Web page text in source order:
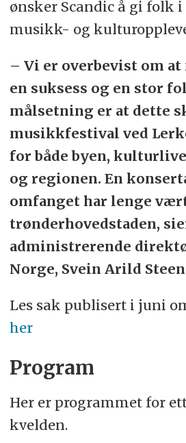
ønsker Scandic å gi folk
musikk- og
– Vi er overbevist om
en suksess og en stor
målsetning er at dette
musikkfestival ved
for både byen,
og regionen. En
omfanget har lenge
trønderhovedstaden,
administrerende
Norge, Svein Arild
Les sak publisert i juni
her
Program
Her er programmet for
kvelden.